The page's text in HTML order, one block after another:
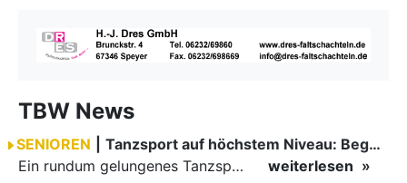
TBW News
SENIOREN
Tanzsport auf höchstem Niveau: Begeisterung bei den Turnieren in…
Ein rundum gelungenes Tanzsport-Wochenende liegt hinter den Paaren und Organisatoren in Enzklösterle. Am 1. und 2. August 2026 verwandelte sich die Festhalle wieder in einen lebendigen Mittelpunkt des…
weiterlesen